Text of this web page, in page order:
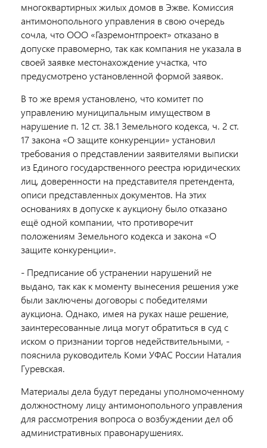
многоквартирных жилых домов в Эжве. Комиссия
антимонопольного управления в свою очередь
сочла, что ООО «Газремонтпроект» отказано в
допуске правомерно, так как компания не указала в
своей заявке местонахождение участка, что
предусмотрено установленной формой заявок.
В то же время установлено, что комитет по
управлению муниципальным имуществом в
нарушение п. 12 ст. 38.1 Земельного кодекса, ч. 2 ст.
17 закона «О защите конкуренции» установил
требования о представлении заявителями выписки
из Единого государственного реестра юридических
лиц, доверенности на представителя претендента,
описи представленных документов. На этих
основаниях в допуске к аукциону было отказано
ещё одной компании, что противоречит
положениям Земельного кодекса и закона «О
защите конкуренции».
- Предписание об устранении нарушений не
выдано, так как к моменту вынесения решения уже
были заключены договоры с победителями
аукциона. Однако, имея на руках наше решение,
заинтересованные лица могут обратиться в суд с
иском о признании торгов недействительными, -
пояснила руководитель Коми УФАС России Наталия
Гуревская.
Материалы дела будут переданы уполномоченному
должностному лицу антимонопольного управления
для рассмотрения вопроса о возбуждении дел об
административных правонарушениях.